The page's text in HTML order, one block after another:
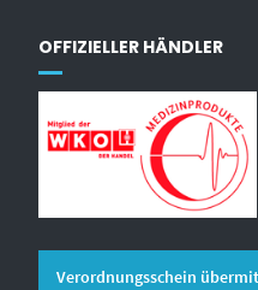
OFFIZIELLER HÄNDLER
Verordnungsschein